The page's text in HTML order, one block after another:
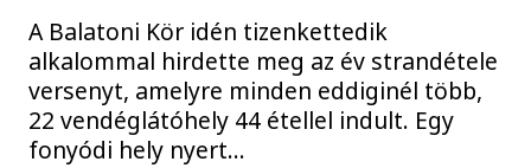
A Balatoni Kör idén tizenkettedik
alkalommal hirdette meg az év strandétele
versenyt, amelyre minden eddiginél több,
22 vendéglátóhely 44 étellel indult. Egy
fonyódi hely nyert...